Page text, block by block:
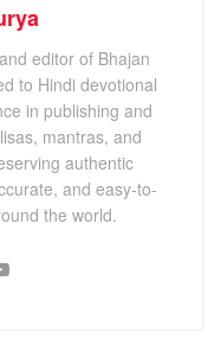
editor of Bhajan
to Hindi devotional
in publishing and
mantras, and
authentic
and easy-to-
the world.